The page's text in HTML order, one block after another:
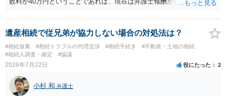
です。 ただ、弁護士に払う手数料とは別に戸籍の用意に一定の実費が
かかることになりますので、その費用も支払うべきものとして頭に置
が、旦那様の収入や財産にもよりますが、法テラスに御連絡なさって
弁護士との相談を予約して受任してもらうのが一番安上がりでしょ
らい（希望者が多く予約できてもしばらく先になる）ようですので、
比較的短い熟慮期間のことを考えると、来週早々すぐにでも御連絡す
遺産相続で従兄弟が協力しない場合の対処法は？
#相続放棄 #相続トラブルの代理交渉 #相続手続き
#不動産・土地の相続
#相続人調査・確定
#協議
2026年7月22日 役にたった 2
小杉 和 弁護士